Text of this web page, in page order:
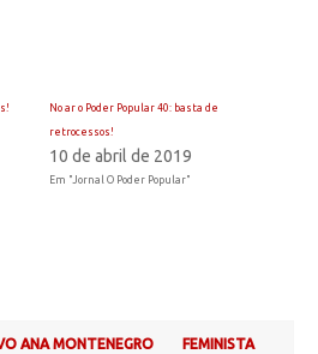
No ar o Poder Popular 40: basta de
retrocessos!
10 de abril de 2019
Em "Jornal O Poder Popular"
ANA MONTENEGRO
FEMINISTA